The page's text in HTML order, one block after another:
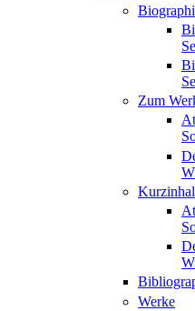
Zum
Werke